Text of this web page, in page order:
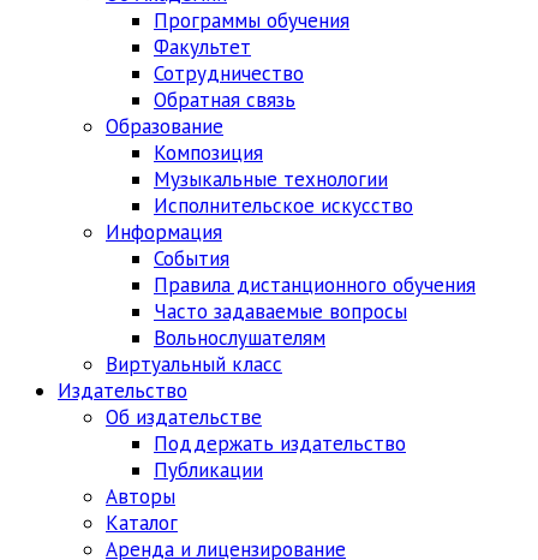
Программы обучения
Факультет
Сотрудничество
Обратная связь
Образование
Композиция
Музыкальные технологии
Исполнительское искусство
Информация
События
Правила дистанционного обучения
Часто задаваемые вопросы
Вольнослушателям
Виртуальный класс
Издательство
Об издательстве
Поддержать издательство
Публикации
Авторы
Каталог
Аренда и лицензирование